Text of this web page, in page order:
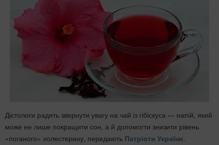
Дієтологи радять звернути увагу на чай із гібіскуса — напій, який
може не лише покращити сон, а й допомогти знизити рівень
«поганого» холестерину, передають Патріоти України